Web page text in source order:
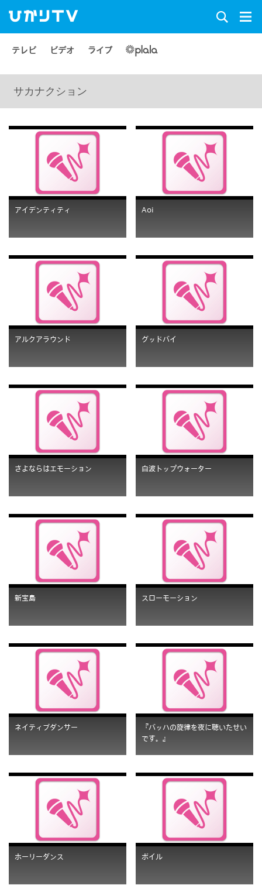
テレビ ビデオ ライブ
サカナクション
アイデンティティ Aoi
アルクアラウンド グッドバイ
さよならはエモーション 白波トップウォーター
新宝島 スローモーション
ネイティブダンサー
『バッハの旋律を夜に聴いたせい
です。』
ホーリーダンス ボイル